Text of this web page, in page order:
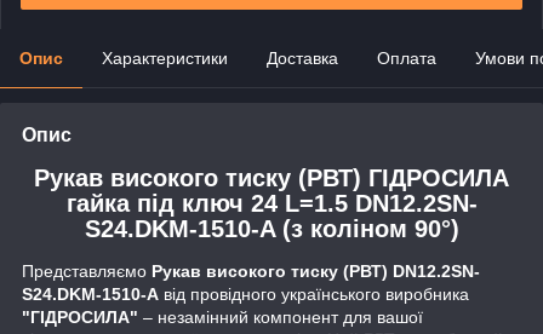
Опис Характеристики Доставка Оплата Умови
Опис
Рукав високого тиску (РВТ) ГІДРОСИЛА
гайка під ключ 24 L=1.5 DN12.2SN-
S24.DKM-1510-A (з коліном 90°)
Представляємо Рукав високого тиску (РВТ) DN12.2SN-
S24.DKM-1510-A від провідного українського виробника
"ГІДРОСИЛА" – незамінний компонент для вашої